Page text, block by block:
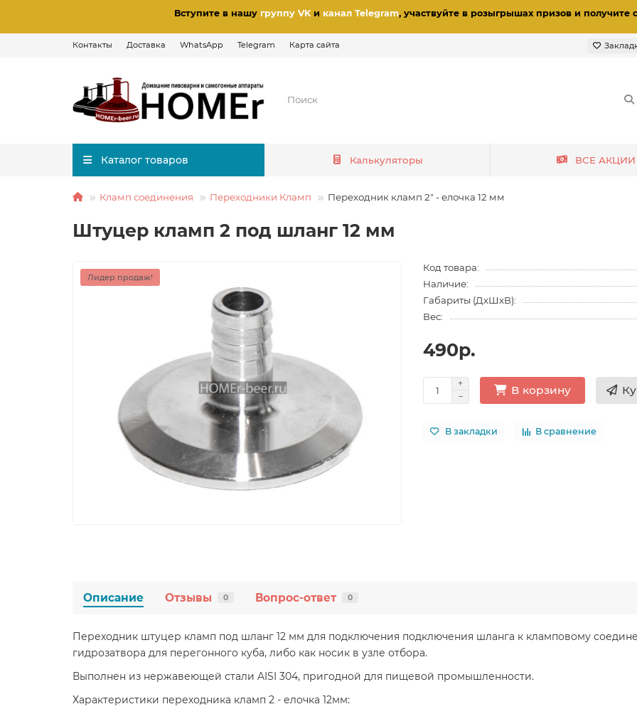
Вступите в нашу группу VKи канал Telegram, участвуйте в розыгрышах призов и получите
Контакты Доставка WhatsApp Telegram Карта сайта
Каталог товаров Калькуляторы ВСЕ АКЦИИ
Кламп соединения Переходники Кламп Переходник кламп 2" - елочка 12 мм
Штуцер кламп 2 под шланг 12 мм
Лидер продаж!
Код товара:
Наличие:
Габариты (ДхШхВ):
Вес:
490р.
В корзину
В закладки В сравнение
Описание Отзывы 0 Вопрос-ответ 0
Переходник штуцер кламп под шланг 12 мм для подключения подключения шланга к кламповому
гидрозатвора для перегонного куба, либо как носик в узле отбора.
Выполнен из нержавеющей стали AISI 304, пригодной для пищевой промышленности.
Характеристики переходника кламп 2 - елочка 12мм: